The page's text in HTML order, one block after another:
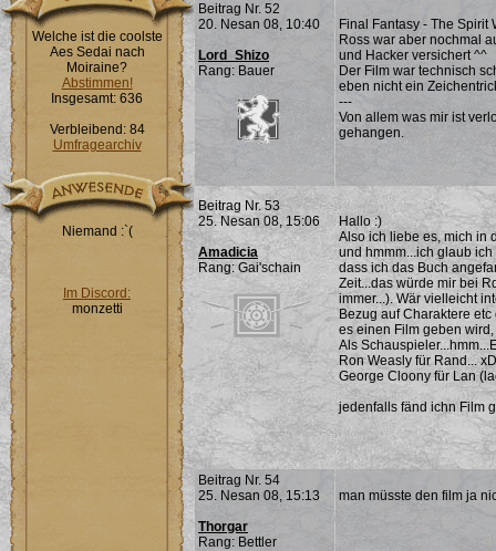
Welche ist die coolste
Aes Sedai nach
Moiraine?
Abstimmen!
Insgesamt: 636
Verbleibend: 84
Umfragearchiv
Niemand :`(
Im Discord:
monzetti
Beitrag Nr. 52
20. Nesan 08, 10:40
Lord_Shizo
Rang: Bauer
Final Fantasy - The Spirit
Ross war aber nochmal
und Hacker versichert ^^
Der Film war technisch
eben nicht ein
---
Von allem was mir ist
gehangen.
Beitrag Nr. 53
25. Nesan 08, 15:06
Amadicia
Rang: Gai'schain
Hallo :)
Also ich liebe es, mich in
und hmmm...ich glaub
dass ich das Buch
Zeit...das würde mir bei
immer...). Wär vielleicht
Bezug auf Charaktere
es einen Film geben
Als
Ron Weasly für Rand...
George Cloony für Lan
jedenfalls fänd ichn Film
Beitrag Nr. 54
25. Nesan 08, 15:13
Thorgar
Rang: Bettler
man müsste den film ja